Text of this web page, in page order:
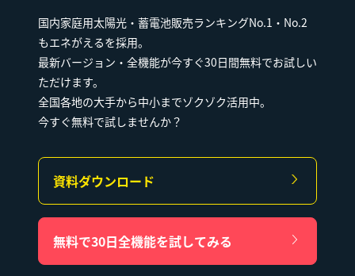
国内家庭用太陽光・蓄電池販売ランキングNo.1・No.2
もエネがえるを採用。
最新バージョン・全機能が今すぐ30日間無料でお試しい
ただけます。
全国各地の大手から中小までゾクゾク活用中。
今すぐ無料で試しませんか？
資料ダウンロード
無料で30日全機能を試してみる